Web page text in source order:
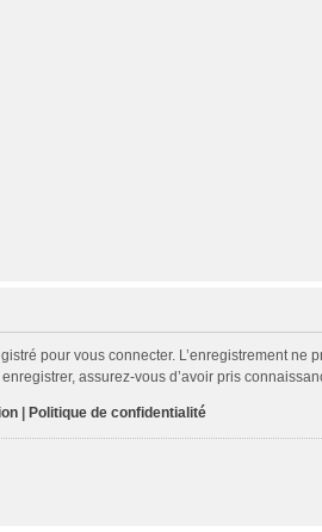
pour vous connecter. L’enregistrement
assurez-vous d’avoir pris
| Politique de confidentialité